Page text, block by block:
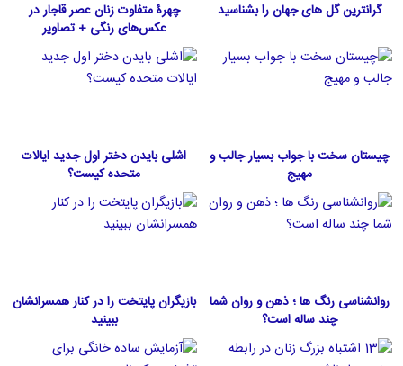
گرانترین گل های جهان را بشناسید
چهرۀ متفاوت زنان عصر قاجار در
عکس‌های رنگی + تصاویر
چیستان سخت با جواب بسیار جالب و
مهیج
اشلی بایدن دختر اول جدید ایالات
متحده كيست؟
روانشناسی رنگ ها ؛ ذهن و روان شما
چند ساله است؟
بازیگران پایتخت را در کنار همسرانشان
ببینید